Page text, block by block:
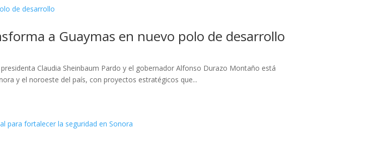
a Guaymas en nuevo polo de desarrollo
Claudia Sheinbaum Pardo y el gobernador Alfonso Durazo Montaño está
y el noroeste del país, con proyectos estratégicos que...